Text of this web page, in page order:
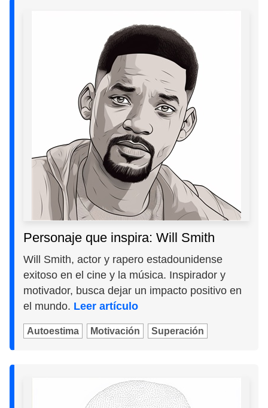
Personaje que inspira: Will Smith
Will Smith, actor y rapero estadounidense
exitoso en el cine y la música. Inspirador y
motivador, busca dejar un impacto positivo en
el mundo. Leer artículo
Autoestima Motivación Superación